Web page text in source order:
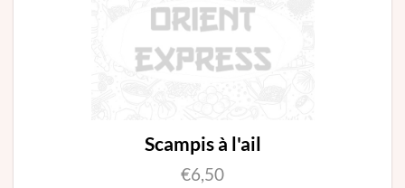
Scampis à l'ail
€6,50